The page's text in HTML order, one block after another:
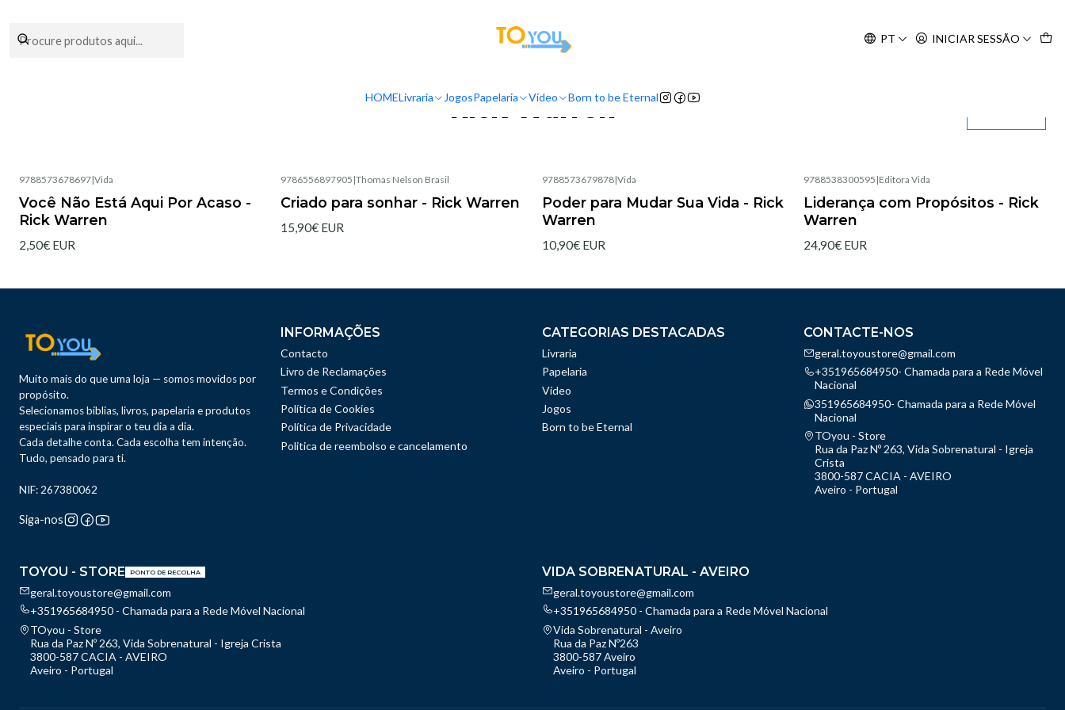
PT INICIAR SESSÃO
HOMELivraria JogosPapelaria Vídeo Born to be Eternal
Autores Rick Warren
Rick Warren
9788573678697|Vida
Você Não Está Aqui Por Acaso -
Rick Warren
2,50€ EUR
9786556897905 |Thomas Nelson Brasil
Criado para sonhar - Rick Warren
15,90€ EUR
9788573679878|Vida
Poder para Mudar Sua Vida - Rick
Warren
10,90€ EUR
9788538300595 |Editora Vida
Liderança com Propósitos - Rick
Warren
24,90€ EUR
Muito mais do que uma loja — somos movidos por
propósito.
Selecionamos bíblias, livros, papelaria e produtos
especiais para inspirar o teu dia a dia.
Cada detalhe conta. Cada escolha tem intenção.
Tudo, pensado para ti.
NIF: 267380062
Siga-nos
INFORMAÇÕES
Contacto
Livro de Reclamações
Termos e Condições
Política de Cookies
Política de Privacidade
Politica de reembolso e cancelamento
CATEGORIAS DESTACADAS
Livraria
Papelaria
Vídeo
Jogos
Born to be Eternal
CONTACTE-NOS
geral.toyoustore@gmail.com
+351965684950- Chamada para a Rede Móvel
Nacional
351965684950- Chamada para a Rede Móvel
Nacional
TOyou - Store
Rua da Paz Nº 263, Vida Sobrenatural - Igreja
Crista
3800-587 CACIA - AVEIRO
Aveiro - Portugal
TOYOU - STORE PONTO DE RECOLHA
geral.toyoustore@gmail.com
+351965684950 - Chamada para a Rede Móvel Nacional
TOyou - Store
Rua da Paz Nº 263, Vida Sobrenatural - Igreja Crista
3800-587 CACIA - AVEIRO
Aveiro - Portugal
VIDA SOBRENATURAL - AVEIRO
geral.toyoustore@gmail.com
+351965684950 - Chamada para a Rede Móvel Nacional
Vida Sobrenatural - Aveiro
Rua da Paz Nº263
3800-587 Aveiro
Aveiro - Portugal